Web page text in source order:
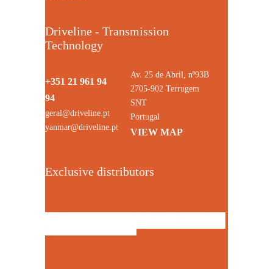
Driveline - Transmission
Technology
+351 21 961 94
94
geral@driveline.pt
yanmar@driveline.pt
Av. 25 de Abril, nº93B
2705-902 Terrugem
SNT
Portugal
VIEW MAP
Exclusive distributors